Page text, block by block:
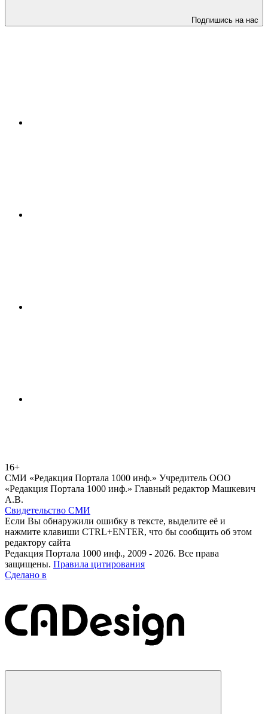
Подпишись на нас
16+
СМИ «Редакция Портала 1000 инф.» Учредитель ООО
«Редакция Портала 1000 инф.» Главный редактор Машкевич
А.В.
Свидетельство СМИ
Если Вы обнаружили ошибку в тексте, выделите её и
нажмите клавиши CTRL+ENTER, что бы сообщить об этом
редактору сайта
Редакция Портала 1000 инф., 2009 - 2026. Все права
защищены. Правила цитирования
Сделано в